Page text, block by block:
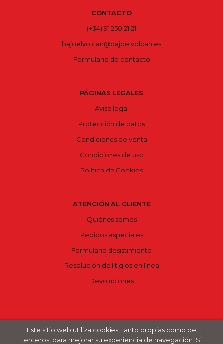
CONTACTO
(+34) 91 250 21 21
bajoelvolcan@bajoelvolcan.es
Formulario de contacto
PÁGINAS LEGALES
Aviso legal
Protección de datos
Condiciones de venta
Condiciones de uso
Política de Cookies
ATENCIÓN AL CLIENTE
Quiénes somos
Pedidos especiales
Formulario desistimiento
Resolución de litigios en línea
Devoluciones
2026 ©Bajoelvolcán . Todos los Derechos Reservados |
Este sitio web utiliza cookies, tanto propias como de
terceros, para mejorar su experiencia de navegación. Si